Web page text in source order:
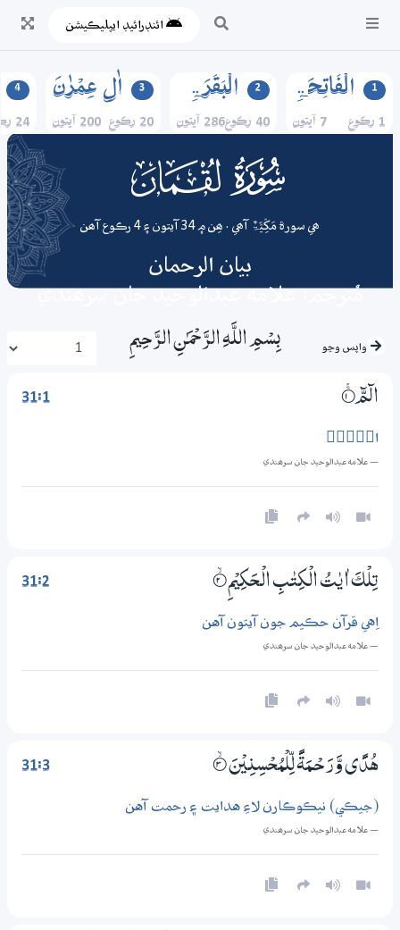
ائنڊرائيڊ ايپليڪيشن
1 الۡفَاتِحَۃِ
1 رڪوع 7 آيتون
2 الۡبَقَرَۃِ
40 رڪوع 286 آيتون
3 اٰلِ عِمۡرٰنَ
20 رڪوع 200 آيتون
4
24 رڪوع
031 surah
ھي سورة مَکِّیَّۃٌ آھي . ھِن ۾ 34 آيتون ۽ 4 رڪوع آھن
بيان الرحمان
مُترجم: علامه عبدالوحيد جان سرھندي
واپس وڃو بِسْمِ اللَّـهِ الرَّحْمَـٰنِ الرَّحِيمِ
31:1 الۗمّۗ 1‏۝ۚ
الۗمّۗ
— علامه عبدالوحيد جان سرھندي
31:2 تِلْكَ اٰيٰتُ الْكِتٰبِ الْـحَكِيْمِ 2‏۝ۙ
اِهي قرآن حڪيم جون آيتون آهن
— علامه عبدالوحيد جان سرھندي
31:3 هُدًى وَّرَحْــمَةً لِّلْمُحْسِنِيْنَ 3‏۝ۙ
(جيڪي) نيڪوڪارن لاءِ هدايت ۽ رحمت آهن
— علامه عبدالوحيد جان سرھندي